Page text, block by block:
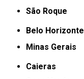
São Roque
Belo Horizonte
Minas Gerais
Caieras